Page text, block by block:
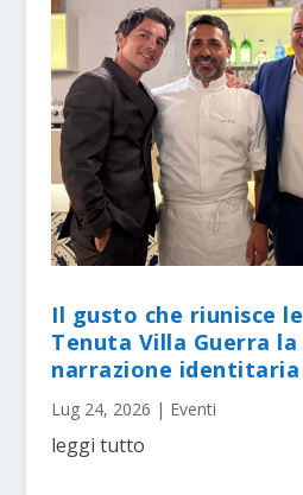
Il gusto che riunisce
Tenuta Villa Guerra
narrazione identitaria
Lug 24, 2026 | Eventi
leggi tutto